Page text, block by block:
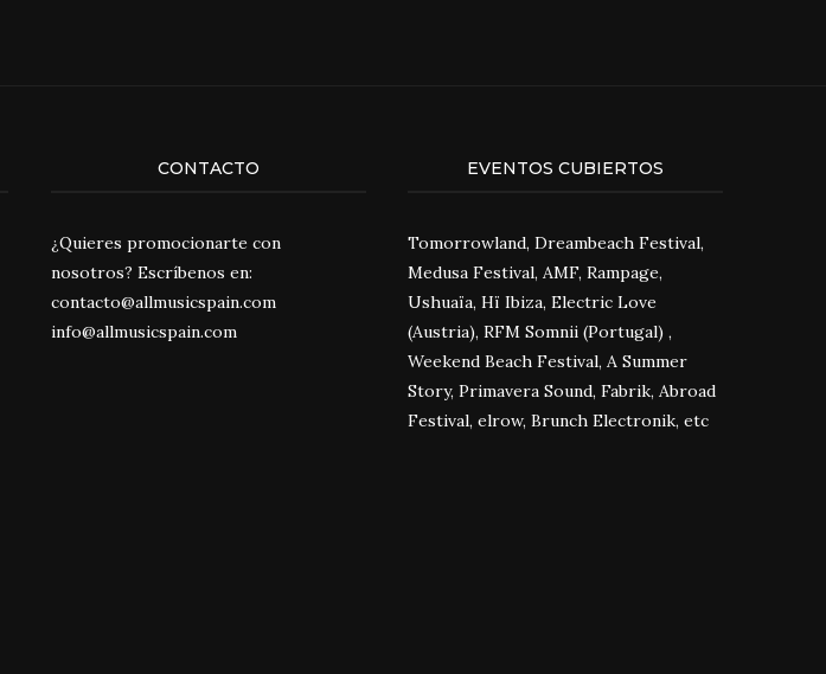
CONTACTO
¿Quieres promocionarte con
nosotros? Escríbenos en:
contacto@allmusicspain.com
info@allmusicspain.com
EVENTOS CUBIERTOS
Tomorrowland, Dreambeach Festival,
Medusa Festival, AMF, Rampage,
Ushuaïa, Hï Ibiza, Electric Love
(Austria), RFM Somnii (Portugal) ,
Weekend Beach Festival, A Summer
Story, Primavera Sound, Fabrik, Abroad
Festival, elrow, Brunch Electronik, etc